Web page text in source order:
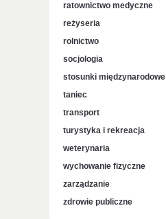
ratownictwo medyczne
reżyseria
rolnictwo
socjologia
stosunki międzynarodowe
taniec
transport
turystyka i rekreacja
weterynaria
wychowanie fizyczne
zarządzanie
zdrowie publiczne